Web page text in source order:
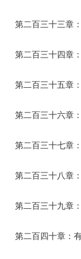
第二百三十三章
第二百三十四章
第二百三十五章
第二百三十六章
第二百三十七章
第二百三十八章
第二百三十九章
第二百四十章：